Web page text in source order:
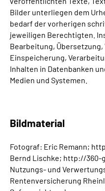
Bilder unterliegen dem
bedarf der vorherigen
jeweiligen Berechtigten.
Bearbeitung,
Einspeicherung,
Inhalten in Datenbanken
Medien und Systemen.
Bildmaterial
Fotograf: Eric Remann;
Bernd Lischke; http://360-
Nutzungs- und
Rentenversicherung